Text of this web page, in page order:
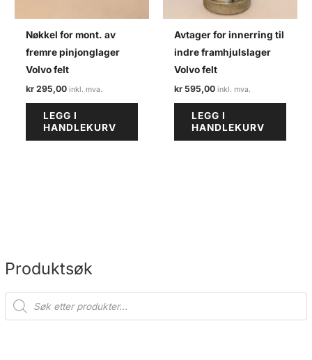
Produktsøk
P
d
Nøkkel for mont. av
fremre pinjonglager
Volvo felt
kr 295,00
LEGG I
HANDLEKURV
Avtager for innerring til
indre framhjulslager
Volvo felt
kr 595,00
LEGG I
HANDLEKURV